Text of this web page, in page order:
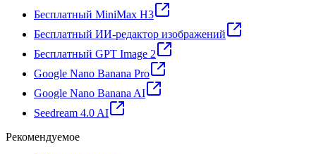
Бесплатный MiniMax H3
Бесплатный ИИ-редактор изображений
Бесплатный GPT Image 2
Google Nano Banana Pro
Google Nano Banana AI
Seedream 4.0 AI
Рекомендуемое